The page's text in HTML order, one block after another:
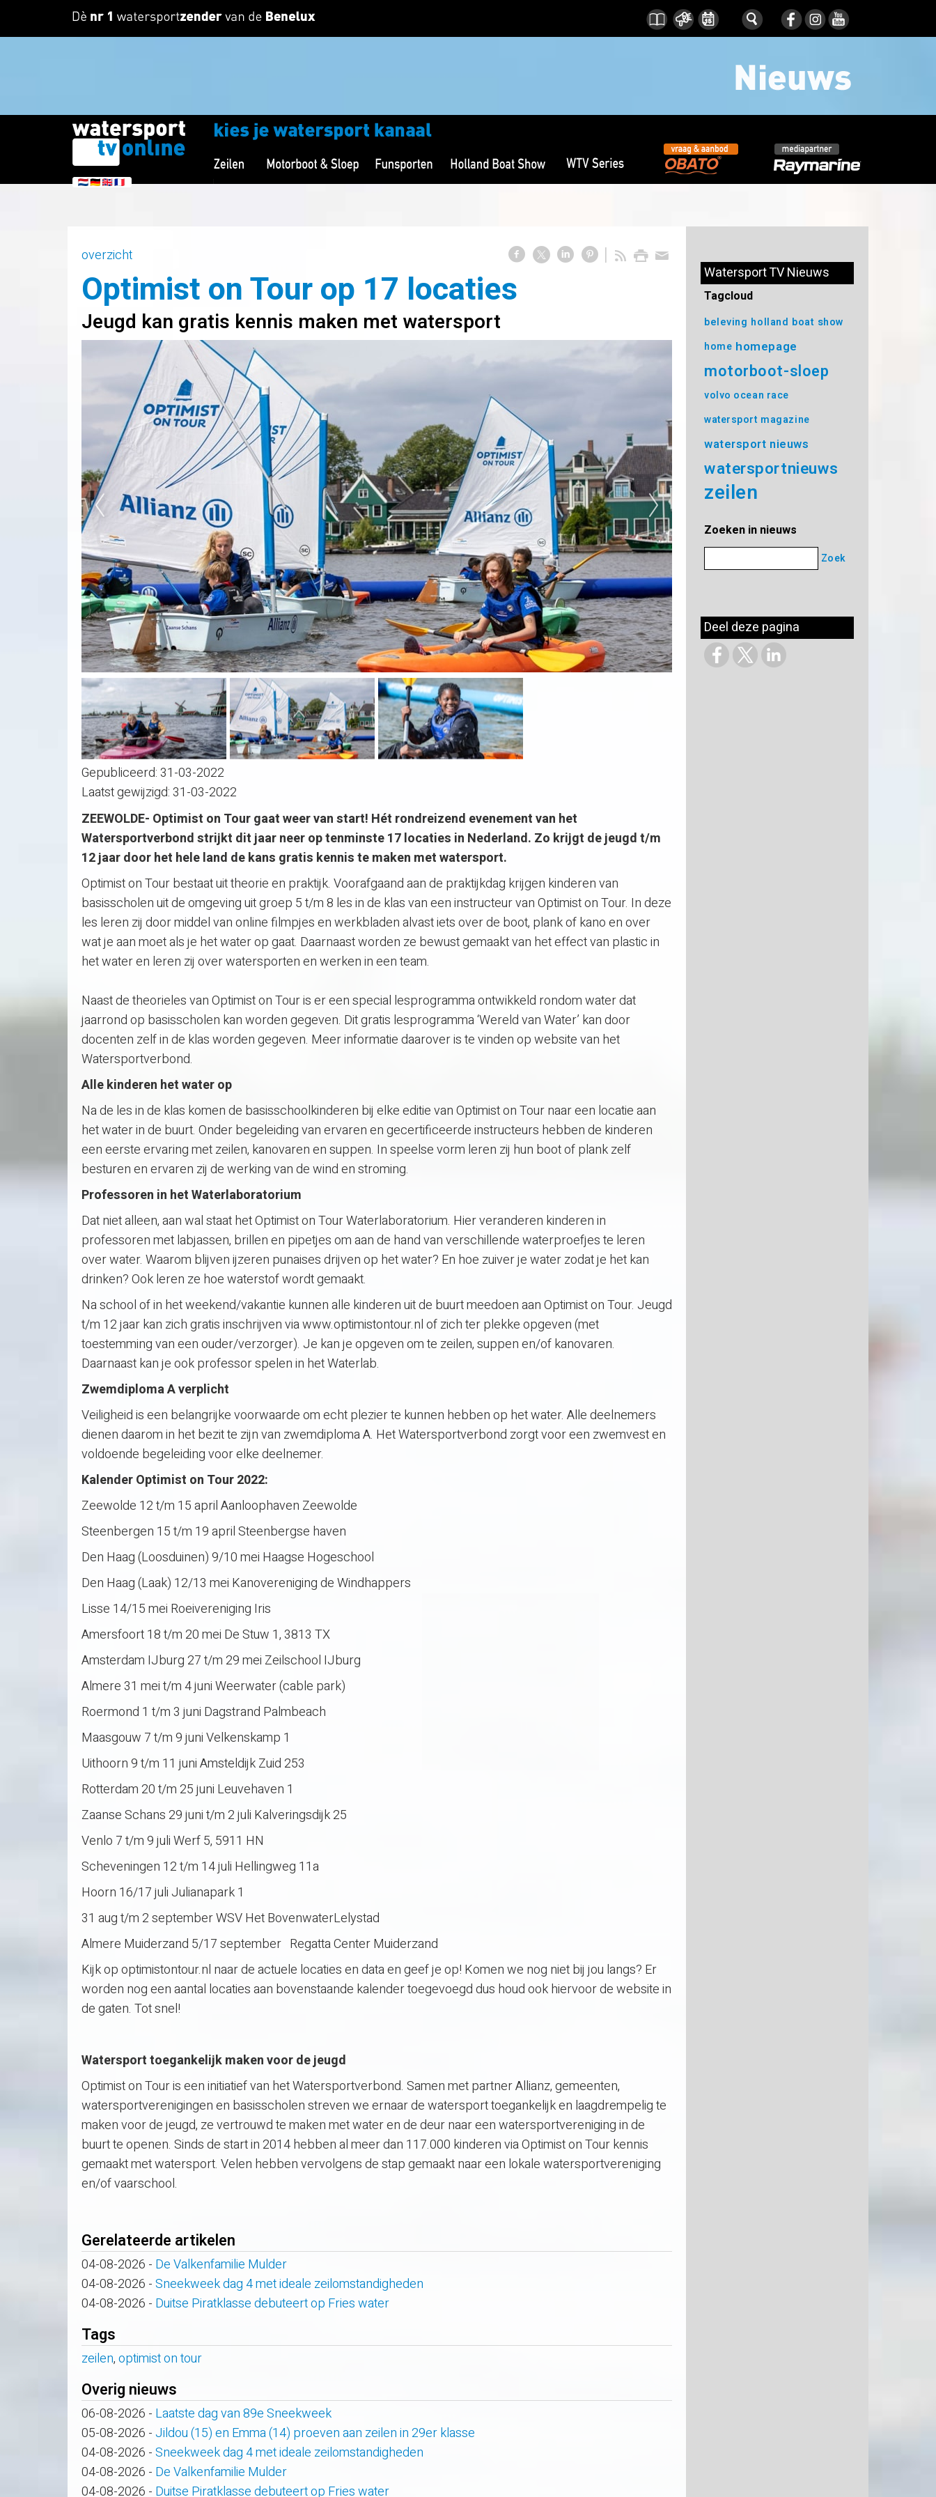
overzicht
Optimist on Tour op 17 locaties
Jeugd kan gratis kennis maken met watersport
Gepubliceerd: 31-03-2022
Laatst gewijzigd: 31-03-2022
ZEEWOLDE- Optimist on Tour gaat weer van start! Hét rondreizend evenement van het
Watersportverbond strijkt dit jaar neer op tenminste 17 locaties in Nederland. Zo krijgt de jeugd t/m
12 jaar door het hele land de kans gratis kennis te maken met watersport.
Optimist on Tour bestaat uit theorie en praktijk. Voorafgaand aan de praktijkdag krijgen kinderen van
basisscholen uit de omgeving uit groep 5 t/m 8 les in de klas van een instructeur van Optimist on Tour. In deze
les leren zij door middel van online filmpjes en werkbladen alvast iets over de boot, plank of kano en over
wat je aan moet als je het water op gaat. Daarnaast worden ze bewust gemaakt van het effect van plastic in
het water en leren zij over watersporten en werken in een team.
Naast de theorieles van Optimist on Tour is er een special lesprogramma ontwikkeld rondom water dat
jaarrond op basisscholen kan worden gegeven. Dit gratis lesprogramma ‘Wereld van Water’ kan door
docenten zelf in de klas worden gegeven. Meer informatie daarover is te vinden op website van het
Watersportverbond.
Alle kinderen het water op
Na de les in de klas komen de basisschoolkinderen bij elke editie van Optimist on Tour naar een locatie aan
het water in de buurt. Onder begeleiding van ervaren en gecertificeerde instructeurs hebben de kinderen
een eerste ervaring met zeilen, kanovaren en suppen. In speelse vorm leren zij hun boot of plank zelf
besturen en ervaren zij de werking van de wind en stroming.
Professoren in het Waterlaboratorium
Dat niet alleen, aan wal staat het Optimist on Tour Waterlaboratorium. Hier veranderen kinderen in
professoren met labjassen, brillen en pipetjes om aan de hand van verschillende waterproefjes te leren
over water. Waarom blijven ijzeren punaises drijven op het water? En hoe zuiver je water zodat je het kan
drinken? Ook leren ze hoe waterstof wordt gemaakt.
Na school of in het weekend/vakantie kunnen alle kinderen uit de buurt meedoen aan Optimist on Tour. Jeugd
t/m 12 jaar kan zich gratis inschrijven via www.optimistontour.nl of zich ter plekke opgeven (met
toestemming van een ouder/verzorger). Je kan je opgeven om te zeilen, suppen en/of kanovaren.
Daarnaast kan je ook professor spelen in het Waterlab.
Zwemdiploma A verplicht
Veiligheid is een belangrijke voorwaarde om echt plezier te kunnen hebben op het water. Alle deelnemers
dienen daarom in het bezit te zijn van zwemdiploma A. Het Watersportverbond zorgt voor een zwemvest en
voldoende begeleiding voor elke deelnemer.
Kalender Optimist on Tour 2022:
Zeewolde 12 t/m 15 april Aanloophaven Zeewolde
Steenbergen 15 t/m 19 april Steenbergse haven
Den Haag (Loosduinen) 9/10 mei Haagse Hogeschool
Den Haag (Laak) 12/13 mei Kanovereniging de Windhappers
Lisse 14/15 mei Roeivereniging Iris
Amersfoort 18 t/m 20 mei De Stuw 1, 3813 TX
Amsterdam IJburg 27 t/m 29 mei Zeilschool IJburg
Almere 31 mei t/m 4 juni Weerwater (cable park)
Roermond 1 t/m 3 juni Dagstrand Palmbeach
Maasgouw 7 t/m 9 juni Velkenskamp 1
Uithoorn 9 t/m 11 juni Amsteldijk Zuid 253
Rotterdam 20 t/m 25 juni Leuvehaven 1
Zaanse Schans 29 juni t/m 2 juli Kalveringsdijk 25
Venlo 7 t/m 9 juli Werf 5, 5911 HN
Scheveningen 12 t/m 14 juli Hellingweg 11a
Hoorn 16/17 juli Julianapark 1
31 aug t/m 2 september WSV Het BovenwaterLelystad
Almere Muiderzand 5/17 september Regatta Center Muiderzand
Kijk op optimistontour.nl naar de actuele locaties en data en geef je op! Komen we nog niet bij jou langs? Er
worden nog een aantal locaties aan bovenstaande kalender toegevoegd dus houd ook hiervoor de website in
de gaten. Tot snel!
Watersport toegankelijk maken voor de jeugd
Optimist on Tour is een initiatief van het Watersportverbond. Samen met partner Allianz, gemeenten,
watersportverenigingen en basisscholen streven we ernaar de watersport toegankelijk en laagdrempelig te
maken voor de jeugd, ze vertrouwd te maken met water en de deur naar een watersportvereniging in de
buurt te openen. Sinds de start in 2014 hebben al meer dan 117.000 kinderen via Optimist on Tour kennis
gemaakt met watersport. Velen hebben vervolgens de stap gemaakt naar een lokale watersportvereniging
en/of vaarschool.
Gerelateerde artikelen
04-08-2026 - De Valkenfamilie Mulder
04-08-2026 -Sneekweek dag 4 met ideale zeilomstandigheden
04-08-2026 - Duitse Piratklasse debuteert op Fries water
Tags
zeilen,optimist on tour
Overig nieuws
06-08-2026 - Laatste dag van 89e Sneekweek
05-08-2026 -Jildou (15) en Emma (14) proeven aan zeilen in 29er klasse
04-08-2026 -Sneekweek dag 4 met ideale zeilomstandigheden
04-08-2026 - De Valkenfamilie Mulder
04-08-2026 - Duitse Piratklasse debuteert op Fries water
Watersport TV Nieuws
Tagcloud
beleving holland boat show
home homepage
motorboot-sloep
volvo ocean race
watersport magazine
watersport nieuws
watersportnieuws
zeilen
Zoeken in nieuws
Zoek
Deel deze pagina